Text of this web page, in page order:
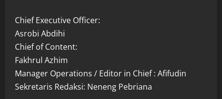
Chief Executive Officer:
Asrobi Abdihi
Chief of Content:
Fakhrul Azhim
Manager Operations / Editor in Chief : Afifudin
Sekretaris Redaksi: Neneng Pebriana